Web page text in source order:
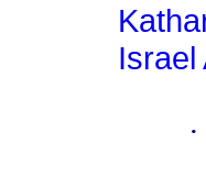
Israel
·